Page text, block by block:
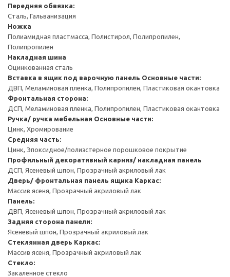
Передняя обвязка:
Сталь, Гальванизация
Ножка
Полиамидная пластмасса, Полистирол, Полипропилен,
Полипропилен
Накладная шина
Оцинкованная сталь
Вставка в ящик под варочную панель Основные части:
ДВП, Меламиновая пленка, Полипропилен, Пластиковая окантовка
Фронтальная сторона:
ДСП, Меламиновая пленка, Полипропилен, Пластиковая окантовка
Ручка/ ручка мебельная Основные части:
Цинк, Хромирование
Средняя часть:
Цинк, Эпоксидное/полиэстерное порошковое покрытие
Профильный декоративный карниз/ накладная панель
ДСП, Ясеневый шпон, Прозрачный акриловый лак
Дверь/ фронтальная панель ящика Каркас:
Массив ясеня, Прозрачный акриловый лак
Панель:
ДВП, Ясеневый шпон, Прозрачный акриловый лак
Задняя сторона панели:
Ясеневый шпон, Прозрачный акриловый лак
Стеклянная дверь Каркас:
Массив ясеня, Прозрачный акриловый лак
Стекло:
Закаленное стекло